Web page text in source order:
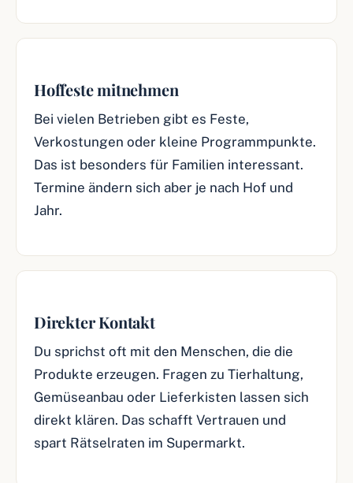
Hoffeste mitnehmen
Bei vielen Betrieben gibt es Feste,
Verkostungen oder kleine Programmpunkte.
Das ist besonders für Familien interessant.
Termine ändern sich aber je nach Hof und
Jahr.
Direkter Kontakt
Du sprichst oft mit den Menschen, die die
Produkte erzeugen. Fragen zu Tierhaltung,
Gemüseanbau oder Lieferkisten lassen sich
direkt klären. Das schafft Vertrauen und
spart Rätselraten im Supermarkt.